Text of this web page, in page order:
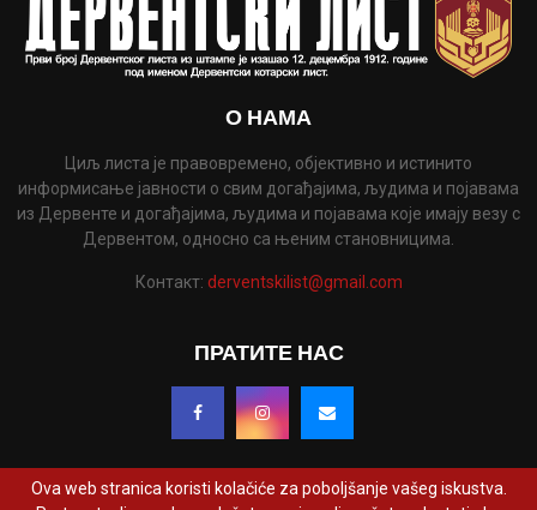
О НАМА
Циљ листа је правовремено, објективно и истинито
информисање јавности о свим догађајима, људима и појавама
из Дервенте и догађајима, људима и појавама које имају везу с
Дервентом, односно са њеним становницима.
Контакт: derventskilist@gmail.com
ПРАТИТЕ НАС
Ova web stranica koristi kolačiće za poboljšanje vašeg iskustva.